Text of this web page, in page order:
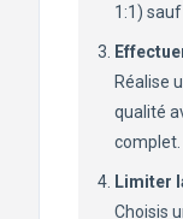
1:1) sauf
Réalise
qualité
complet.
Limiter
Choisis